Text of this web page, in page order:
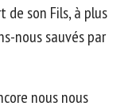
de son Fils, à plus
nous sauvés par
nous nous